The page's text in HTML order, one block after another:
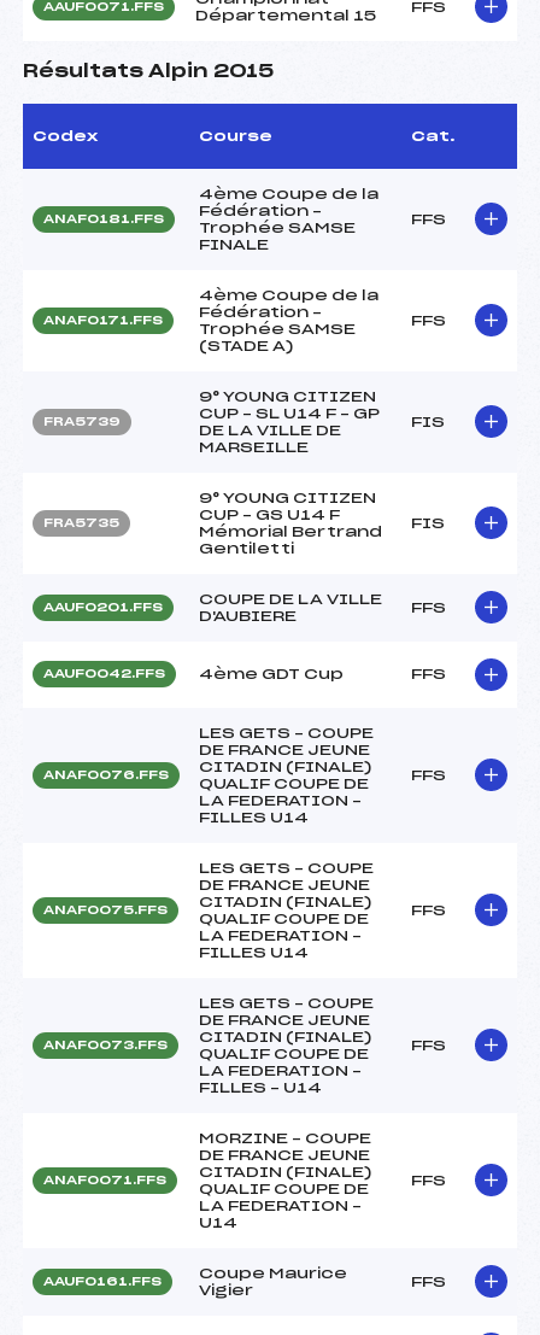
AAUF0071.FFS
Départemental 15
FFS
Résultats Alpin 2015
Codex Course Cat.
ANAF0181.FFS
4ème Coupe de la
Fédération –
Trophée SAMSE
FINALE
FFS
ANAF0171.FFS
4ème Coupe de la
Fédération –
Trophée SAMSE
(STADE A)
FFS
FRA5739
9° YOUNG CITIZEN
CUP – SL U14 F – GP
DE LA VILLE DE
MARSEILLE
FIS
FRA5735
9° YOUNG CITIZEN
CUP – GS U14 F
Mémorial Bertrand
Gentiletti
FIS
AAUF0201.FFS
COUPE DE LA VILLE
D'AUBIERE
FFS
AAUF0042.FFS 4ème GDT Cup FFS
ANAF0076.FFS
LES GETS – COUPE
DE FRANCE JEUNE
CITADIN (FINALE)
QUALIF COUPE DE
LA FEDERATION –
FILLES U14
FFS
ANAF0075.FFS
LES GETS – COUPE
DE FRANCE JEUNE
CITADIN (FINALE)
QUALIF COUPE DE
LA FEDERATION –
FILLES U14
FFS
ANAF0073.FFS
LES GETS – COUPE
DE FRANCE JEUNE
CITADIN (FINALE)
QUALIF COUPE DE
LA FEDERATION –
FILLES – U14
FFS
ANAF0071.FFS
MORZINE – COUPE
DE FRANCE JEUNE
CITADIN (FINALE)
QUALIF COUPE DE
LA FEDERATION –
U14
FFS
AAUF0161.FFS
Coupe Maurice
Vigier
FFS